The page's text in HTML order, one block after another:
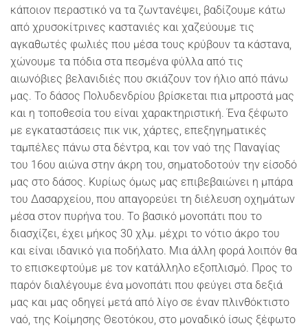
κάποιον περαστικό να τα ζωντανέψει, βαδίζουμε κάτω
από χρυσοκίτρινες καστανιές και χαζεύουμε τις
αγκαθωτές φωλιές που μέσα τους κρύβουν τα κάστανα,
χώνουμε τα πόδια στα πεσμένα φύλλα από τις
αιωνόβιες βελανιδιές που σκιάζουν τον ήλιο από πάνω
μας. Το δάσος Πολυδενδρίου βρίσκεται πια μπροστά μας
και η τοποθεσία του είναι χαρακτηριστική. Ένα ξέφωτο
με εγκαταστάσεις πικ νικ, χάρτες, επεξηγηματικές
ταμπέλες πάνω στα δέντρα, και τον ναό της Παναγίας
του 16ου αιώνα στην άκρη του, σηματοδοτούν την είσοδό
μας στο δάσος. Κυρίως όμως μας επιβεβαιώνει η μπάρα
του Δασαρχείου, που απαγορεύει τη διέλευση οχημάτων
μέσα στον πυρήνα του. Το βασικό μονοπάτι που το
διασχίζει, έχει μήκος 30 χλμ. μέχρι το νότιο άκρο του
και είναι ιδανικό για ποδήλατο. Μια άλλη φορά λοιπόν θα
το επισκεφτούμε με τον κατάλληλο εξοπλισμό. Προς το
παρόν διαλέγουμε ένα μονοπάτι που φεύγει στα δεξιά
μας και μας οδηγεί μετά από λίγο σε έναν πλινθόκτιστο
ναό, της Κοίμησης Θεοτόκου, στο μοναδικό ίσως ξέφωτο